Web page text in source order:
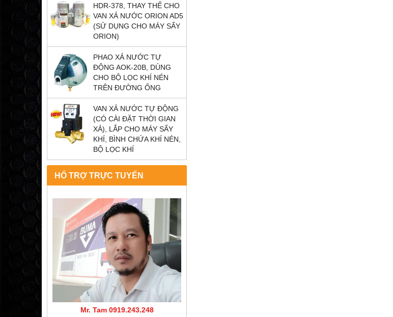
HDR-378, THAY THẾ CHO
VAN XẢ NƯỚC ORION AD5
(SỬ DỤNG CHO MÁY SẤY
ORION)
PHAO XẢ NƯỚC TỰ
ĐỘNG AOK-20B, DÙNG
CHO BỘ LỌC KHÍ NÉN
TRÊN ĐƯỜNG ỐNG
VAN XẢ NƯỚC TỰ ĐỘNG
(CÓ CÀI ĐẶT THỜI GIAN
XẢ), LẮP CHO MÁY SẤY
KHÍ, BÌNH CHỨA KHÍ NÉN,
BỘ LỌC KHÍ
HỔ TRỢ TRỰC TUYẾN
Mr. Tam 0919.243.248